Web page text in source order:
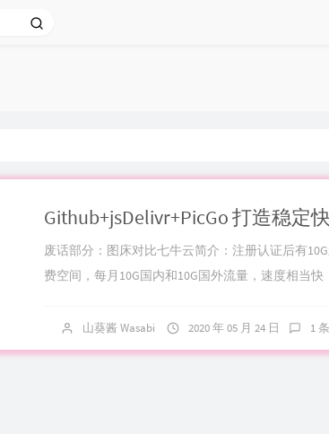
废话部分：图床对比七牛云简介：注册认证后有
费空间，每月10G国内和10G国外流量，速度相当快
山葵酱 Wasabi 2020 年 05 月 24 日 1